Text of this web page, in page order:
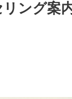
ング案